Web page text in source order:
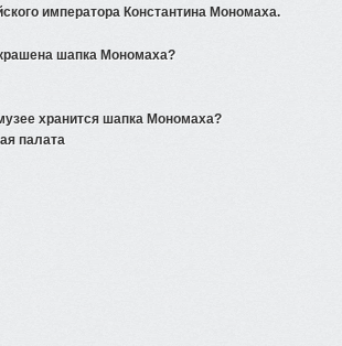
императора Константина Мономаха.
шапка Мономаха?
хранится шапка Мономаха?
палата